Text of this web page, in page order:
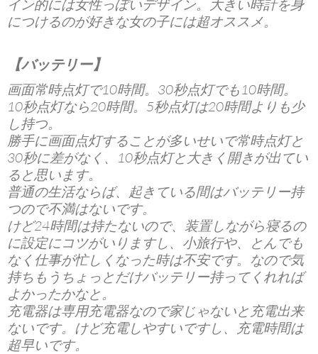
イン的には女性っぽいデザイン。大きい時計を身
につけるのが好きな女の子には超オススメ。
【バッテリー】
画面常時点灯で10時間。30秒点灯でも10時間。
10秒点灯なら20時間。5秒点灯は20時間よりも少
し持つ。
勝手に画面点灯することが多いせいで常時点灯と
30秒に差がなく、10秒点灯と大きく開きが出てい
ると思います。
普通の生活ならば、起きている間はバッテリー持
つので不満はないです。
けど24時間は持たないので、装置しながら寝るの
に設定にコツがいりますし、小旅行や、とんでも
なく仕事が忙しくなった時は不安です。なので気
持ちもうちょっとだけバッテリー持ってくれれば
よかったかなと。
充電器は専用充電器なので家じゃないと充電出来
ないです。けど充電しやすいですし、充電時間は
超早いです。